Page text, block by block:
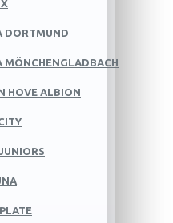
DORTMUND
MÖNCHENGLADBACH
HOVE ALBION